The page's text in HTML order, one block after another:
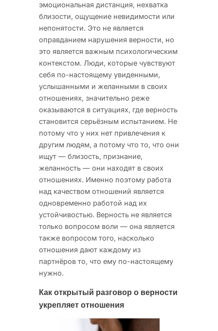
эмоциональная дистанция, нехватка
близости, ощущение невидимости или
непонятости. Это не является
оправданием нарушения верности, но
это является важным психологическим
контекстом. Люди, которые чувствуют
себя по-настоящему увиденными,
услышанными и желанными в своих
отношениях, значительно реже
оказываются в ситуациях, где верность
становится серьёзным испытанием. Не
потому что у них нет привлечения к
другим людям, а потому что то, что они
ищут — близость, признание,
желанность — они находят в своих
отношениях. Именно поэтому работа
над качеством отношений является
одновременно работой над их
устойчивостью. Верность не является
только вопросом воли — она является
также вопросом того, насколько
отношения дают каждому из
партнёров то, что ему по-настоящему
нужно.
Как открытый разговор о верности
укрепляет отношения